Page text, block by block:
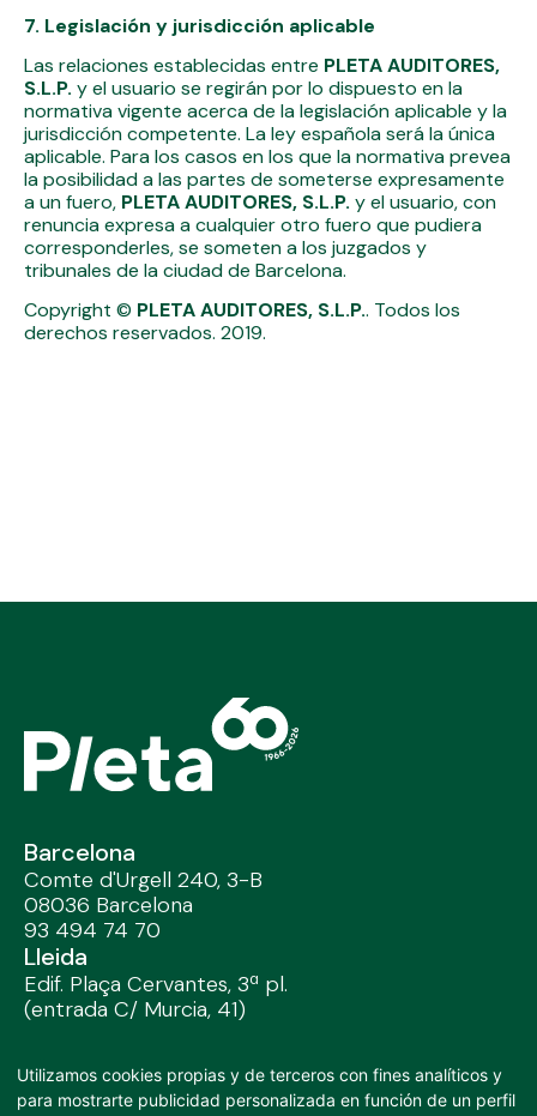
7. Legislación y jurisdicción aplicable
Las relaciones establecidas entre PLETA AUDITORES,
S.L.P. y el usuario se regirán por lo dispuesto en la
normativa vigente acerca de la legislación aplicable y la
jurisdicción competente. La ley española será la única
aplicable. Para los casos en los que la normativa prevea
la posibilidad a las partes de someterse expresamente
a un fuero, PLETA AUDITORES, S.L.P. y el usuario, con
renuncia expresa a cualquier otro fuero que pudiera
corresponderles, se someten a los juzgados y
tribunales de la ciudad de Barcelona.
Copyright © PLETA AUDITORES, S.L.P.. Todos los
derechos reservados. 2019.
Barcelona
Comte d'Urgell 240, 3-B
08036 Barcelona
93 494 74 70
Lleida
Edif. Plaça Cervantes, 3ª pl.
(entrada C/ Murcia, 41)
Madrid
José Abascal, 44 4º
Utilizamos cookies propias y de terceros con fines analíticos y
para mostrarte publicidad personalizada en función de un perfil